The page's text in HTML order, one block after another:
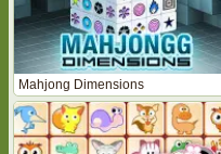
Mahjong Dimensions